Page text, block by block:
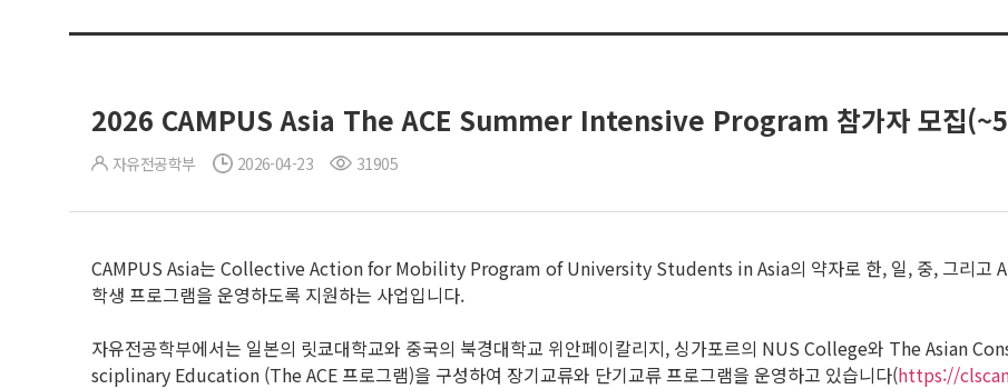
2026 CAMPUS Asia The ACE Summer Intensive Program 참가자 모집
자유전공학부 2026-04-23 31905
CAMPUS Asia는 Collective Action for Mobility Program of University Students in Asia의 약자로 한, 일, 중, 그리고
학생 프로그램을 운영하도록 지원하는 사업입니다.
자유전공학부에서는 일본의 릿쿄대학교와 중국의 북경대학교 위안페이칼리지, 싱가포르의 NUS College와 The
sciplinary Education (The ACE 프로그램)을 구성하여 장기교류와 단기교류 프로그램을 운영하고 있습니다(https://